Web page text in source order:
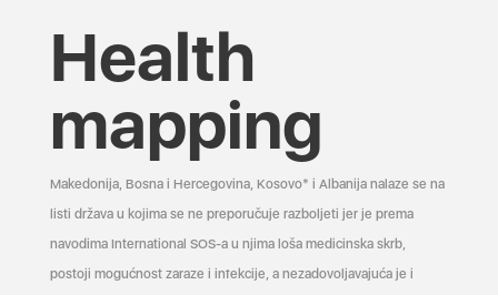
Health
mapping
Makedonija, Bosna i Hercegovina, Kosovo* i Albanija nalaze se na
listi država u kojima se ne preporučuje razboljeti jer je prema
navodima International SOS-a u njima loša medicinska skrb,
postoji mogućnost zaraze i infekcije, a nezadovoljavajuća je i